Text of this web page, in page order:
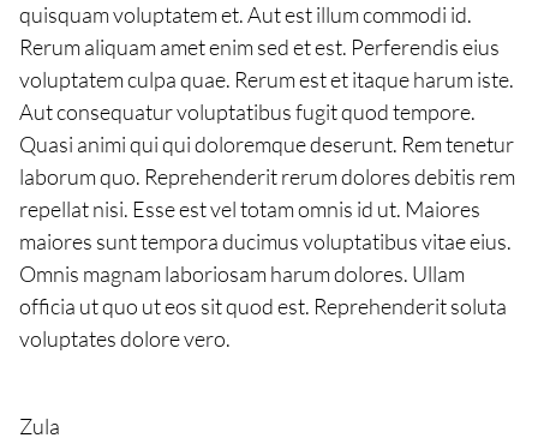
quisquam voluptatem et. Aut est illum commodi id.
Rerum aliquam amet enim sed et est. Perferendis eius
voluptatem culpa quae. Rerum est et itaque harum iste.
Aut consequatur voluptatibus fugit quod tempore.
Quasi animi qui qui doloremque deserunt. Rem tenetur
laborum quo. Reprehenderit rerum dolores debitis rem
repellat nisi. Esse est vel totam omnis id ut. Maiores
maiores sunt tempora ducimus voluptatibus vitae eius.
Omnis magnam laboriosam harum dolores. Ullam
officia ut quo ut eos sit quod est. Reprehenderit soluta
voluptates dolore vero.
Zula